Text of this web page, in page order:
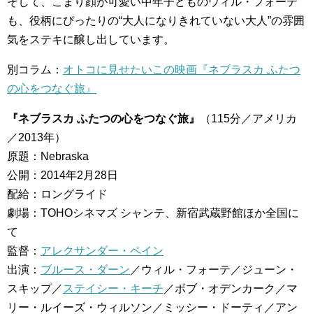
も、役柄にぴったりの“大人になりきれていない大人”の雰囲
気をステキに醸し出しています。
別コラム： オトコに見せたいこの映画『ネブラスカ ふたつ
の心をつなぐ旅』
『ネブラスカ ふたつの心をつなぐ旅』
（115分／アメリカ
／2013年）
原題：Nebraska
公開：2014年2月28日
配給：ロングライド
劇場：TOHOシネマズ シャンテ、新宿武蔵野館ほか全国に
て
監督： アレクサンダー・ペイン
出演： ブルース・ダーン ／ウィル・フォーテ／ジューン・
スキップ／ ステイシー・キーチ ／ボブ・オデンカーク／マ
リー・ルイーズ・ウィルソン／ミッシー・ドーティ／アン